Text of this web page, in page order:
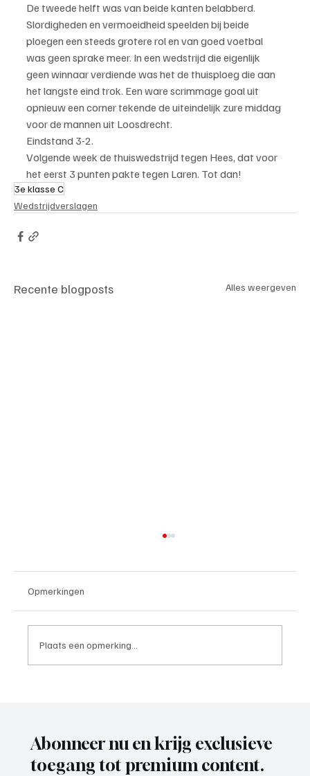
De tweede helft was van beide kanten belabberd.
Slordigheden en vermoeidheid speelden bij beide
ploegen een steeds grotere rol en van goed voetbal
was geen sprake meer. In een wedstrijd die eigenlijk
geen winnaar verdiende was het de thuisploeg die aan
het langste eind trok. Een ware scrimmage goal uit
opnieuw een corner tekende de uiteindelijk zure middag
voor de mannen uit Loosdrecht.
Eindstand 3-2.
Volgende week de thuiswedstrijd tegen Hees, dat voor
het eerst 3 punten pakte tegen Laren. Tot dan!
3e klasse C
Wedstrijdverslagen
Recente blogposts Alles weergeven
Opmerkingen
Plaats een opmerking...
Abonneer nu en krijg exclusieve
toegang tot premium content.